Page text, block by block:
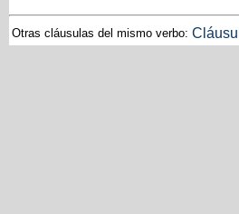
Otras cláusulas del mismo verbo: